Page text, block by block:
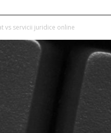
vs servicii juridice online